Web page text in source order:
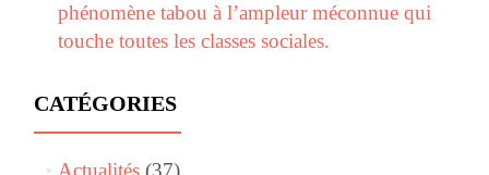
phénomène tabou à l’ampleur méconnue qui
touche toutes les classes sociales.
CATÉGORIES
Actualités(37)